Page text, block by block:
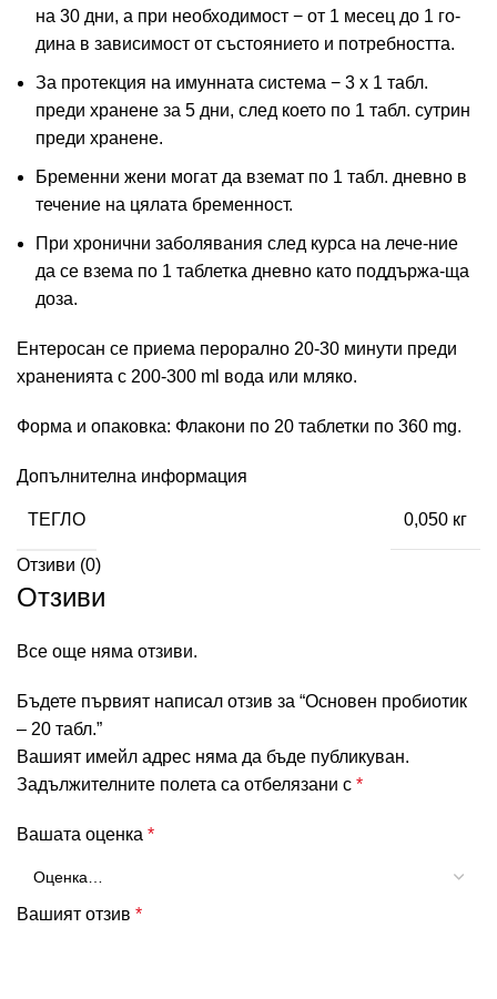
на 30 дни, а при необходимост − от 1 месец до 1 го-
дина в зависимост от състоянието и потребността.
За протекция на имунната система − 3 х 1 табл.
преди хранене за 5 дни, след което по 1 табл. сутрин
преди хранене.
Бременни жени могат да вземат по 1 табл. дневно в
течение на цялата бременност.
При хронични заболявания след курса на лече-ние
да се взема по 1 таблетка дневно като поддържа-ща
доза.
Ентеросан се приема перорално 20-30 минути преди
храненията с 200-300 ml вода или мляко.
Форма и опаковка: Флакони по 20 таблетки по 360 mg.
Допълнителна информация
ТЕГЛО 0,050 кг
Отзиви (0)
Отзиви
Все още няма отзиви.
Бъдете първият написал отзив за “Основен пробиотик
– 20 табл.”
Вашият имейл адрес няма да бъде публикуван.
Задължителните полета са отбелязани с *
Вашата оценка *
Вашият отзив *